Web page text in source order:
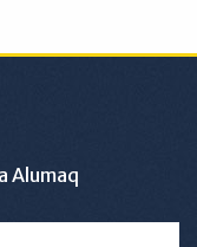
Alumaq